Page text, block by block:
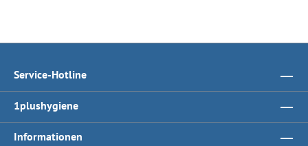
Service-Hotline
1plushygiene
Informationen